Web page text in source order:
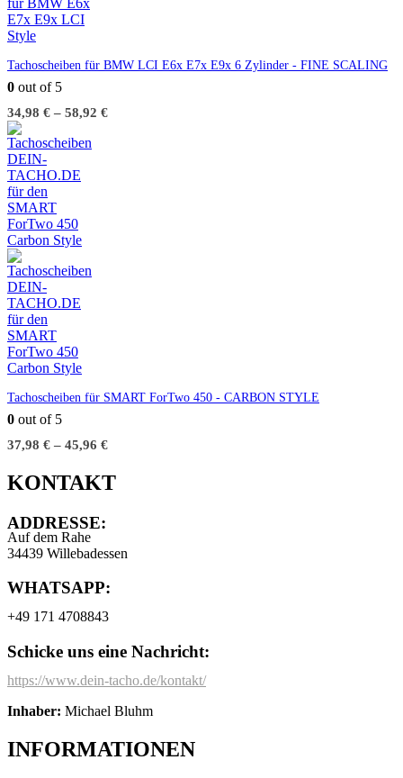
Tachoscheiben für BMW LCI E6x E7x E9x 6 Zylinder - FINE SCALING
0 out of 5
34,98 € – 58,92 €
Tachoscheiben für SMART ForTwo 450 - CARBON STYLE
0 out of 5
37,98 € – 45,96 €
KONTAKT
ADDRESSE:
Auf dem Rahe
34439 Willebadessen
WHATSAPP:
+49 171 4708843
Schicke uns eine Nachricht:
https://www.dein-tacho.de/kontakt/
Inhaber: Michael Bluhm
INFORMATIONEN